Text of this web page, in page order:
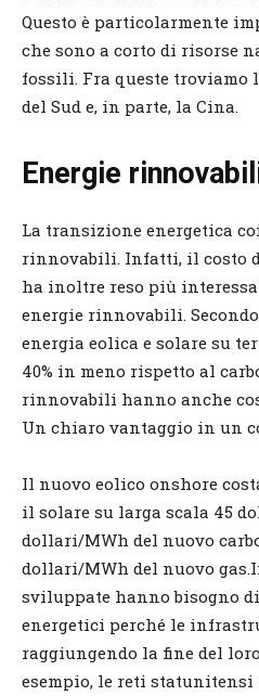
Questo è particolarmente
che sono a corto di risorse
fossili. Fra queste troviamo
del Sud e, in parte, la Cina.
Energie
La transizione energetica
rinnovabili. Infatti, il costo
ha inoltre reso più
energie rinnovabili.
energia eolica e solare su
40% in meno rispetto al
rinnovabili hanno anche
Un chiaro vantaggio in un
Il nuovo eolico onshore
il solare su larga scala 45
dollari/MWh del nuovo
dollari/MWh del nuovo
sviluppate hanno bisogno
energetici perché le
raggiungendo la fine del
esempio, le reti statunitensi